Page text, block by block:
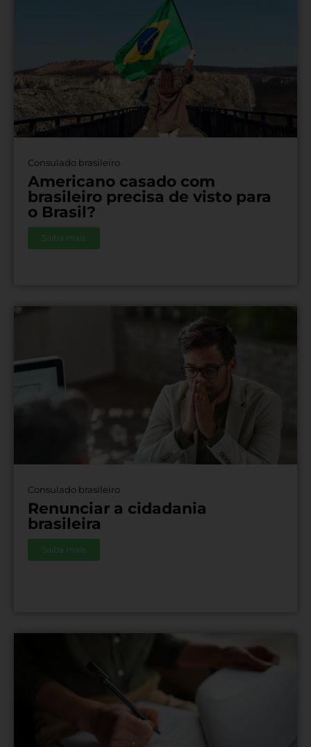
Consulado brasileiro
Americano casado com
brasileiro precisa de visto para
o Brasil?
Saiba mais
Consulado brasileiro
Renunciar a cidadania
brasileira
Saiba mais